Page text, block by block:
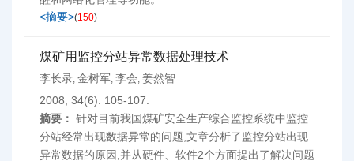
<摘要>(150)
煤矿用监控分站异常数据处理技术
李长录, 金树军, 李会, 姜然智
2008, 34(6): 105-107.
摘要： 针对目前我国煤矿安全生产综合监控系统中监控
分站经常出现数据异常的问题,文章分析了监控分站出现
异常数据的原因,并从硬件、软件2个方面提出了解决问题